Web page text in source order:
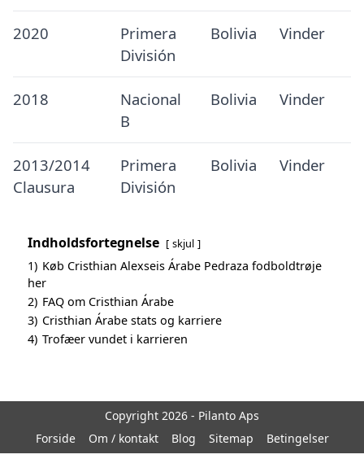
2020
Primera
División
Bolivia Vinder
2018
Nacional
B
Bolivia Vinder
2013/2014
Clausura
Primera
División
Bolivia Vinder
Indholdsfortegnelse skjul
1) Køb Cristhian Alexseis Árabe Pedraza fodboldtrøje
her
2) FAQ om Cristhian Árabe
3) Cristhian Árabe stats og karriere
4) Trofæer vundet i karrieren
Copyright 2026 - Pilanto Aps
Forside
Om / kontakt Blog Sitemap Betingelser